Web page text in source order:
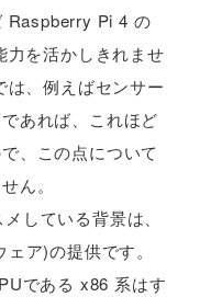
Raspberry Pi 4 の
を活かしきれませ
は、例えばセンサー
あれば、これほど
、この点について
ん。
している背景は、
ア)の提供です。
である x86 系はす